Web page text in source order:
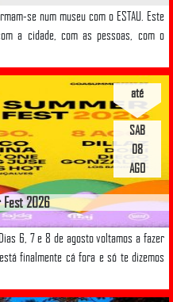
se num museu com o ESTAU. Este
a cidade, com as pessoas, com o
Fest 2026
6, 7 e 8 de agosto voltamos a fazer
finalmente cá fora e só te dizemos
até
SAB
08
AGO